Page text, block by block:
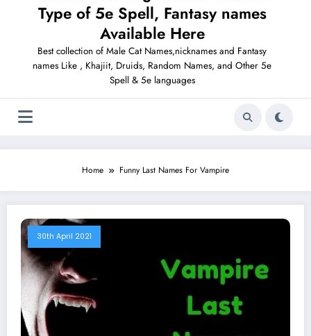
Type of 5e Spell, Fantasy names
Available Here
Best collection of Male Cat Names,nicknames and Fantasy
names Like , Khajiit, Druids, Random Names, and Other 5e
Spell & 5e languages
Home Funny Last Names For Vampire
30th April 2021